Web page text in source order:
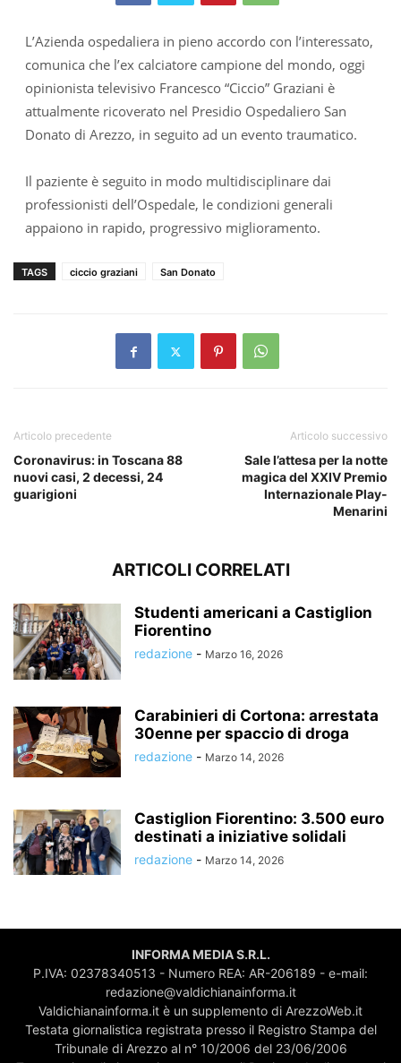
L’Azienda ospedaliera in pieno accordo con l’interessato,
comunica che l’ex calciatore campione del mondo, oggi
opinionista televisivo Francesco “Ciccio” Graziani è
attualmente ricoverato nel Presidio Ospedaliero San
Donato di Arezzo, in seguito ad un evento traumatico.
Il paziente è seguito in modo multidisciplinare dai
professionisti dell’Ospedale, le condizioni generali
appaiono in rapido, progressivo miglioramento.
TAGS ciccio graziani San Donato
Articolo precedente
Coronavirus: in Toscana 88
nuovi casi, 2 decessi, 24
guarigioni
Articolo successivo
Sale l’attesa per la notte
magica del XXIV Premio
Internazionale Play-
Menarini
ARTICOLI CORRELATI
Studenti americani a Castiglion
Fiorentino
redazione - Marzo 16, 2026
Carabinieri di Cortona: arrestata
30enne per spaccio di droga
redazione - Marzo 14, 2026
Castiglion Fiorentino: 3.500 euro
destinati a iniziative solidali
redazione - Marzo 14, 2026
INFORMA MEDIA S.R.L.
P.IVA: 02378340513 - Numero REA: AR-206189 - e-mail:
redazione@valdichianainforma.it
Valdichianainforma.it è un supplemento di ArezzoWeb.it
Testata giornalistica registrata presso il Registro Stampa del
Tribunale di Arezzo al n° 10/2006 del 23/06/2006